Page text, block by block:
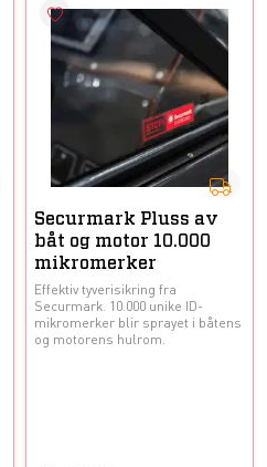
Securmark Pluss av
båt og motor 10.000
mikromerker
Effektiv tyverisikring fra
Securmark. 10.000 unike ID-
mikromerker blir sprayet i båtens
og motorens hulrom.